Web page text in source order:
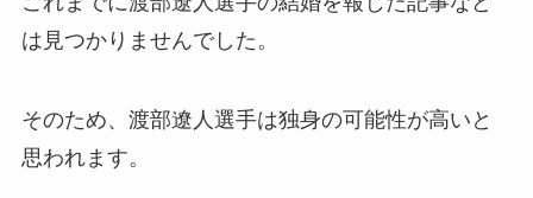
は見つかりませんでした。
そのため、渡部遼人選手は独身の可能性が高いと
思われます。